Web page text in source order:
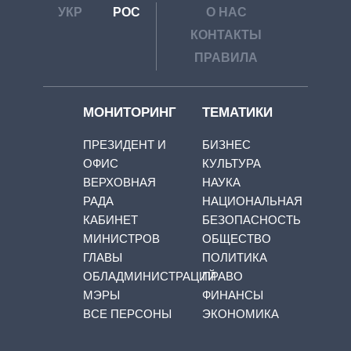
УКР РОС
О НАС
КОНТАКТЫ
ПРАВИЛА
МОНИТОРИНГ
ПРЕЗИДЕНТ И
ОФИС
ВЕРХОВНАЯ
РАДА
КАБИНЕТ
МИНИСТРОВ
ГЛАВЫ
ОБЛАДМИНИСТРАЦИЙ
МЭРЫ
ВСЕ ПЕРСОНЫ
ТЕМАТИКИ
БИЗНЕС
КУЛЬТУРА
НАУКА
НАЦИОНАЛЬНАЯ
БЕЗОПАСНОСТЬ
ОБЩЕСТВО
ПОЛИТИКА
ПРАВО
ФИНАНСЫ
ЭКОНОМИКА